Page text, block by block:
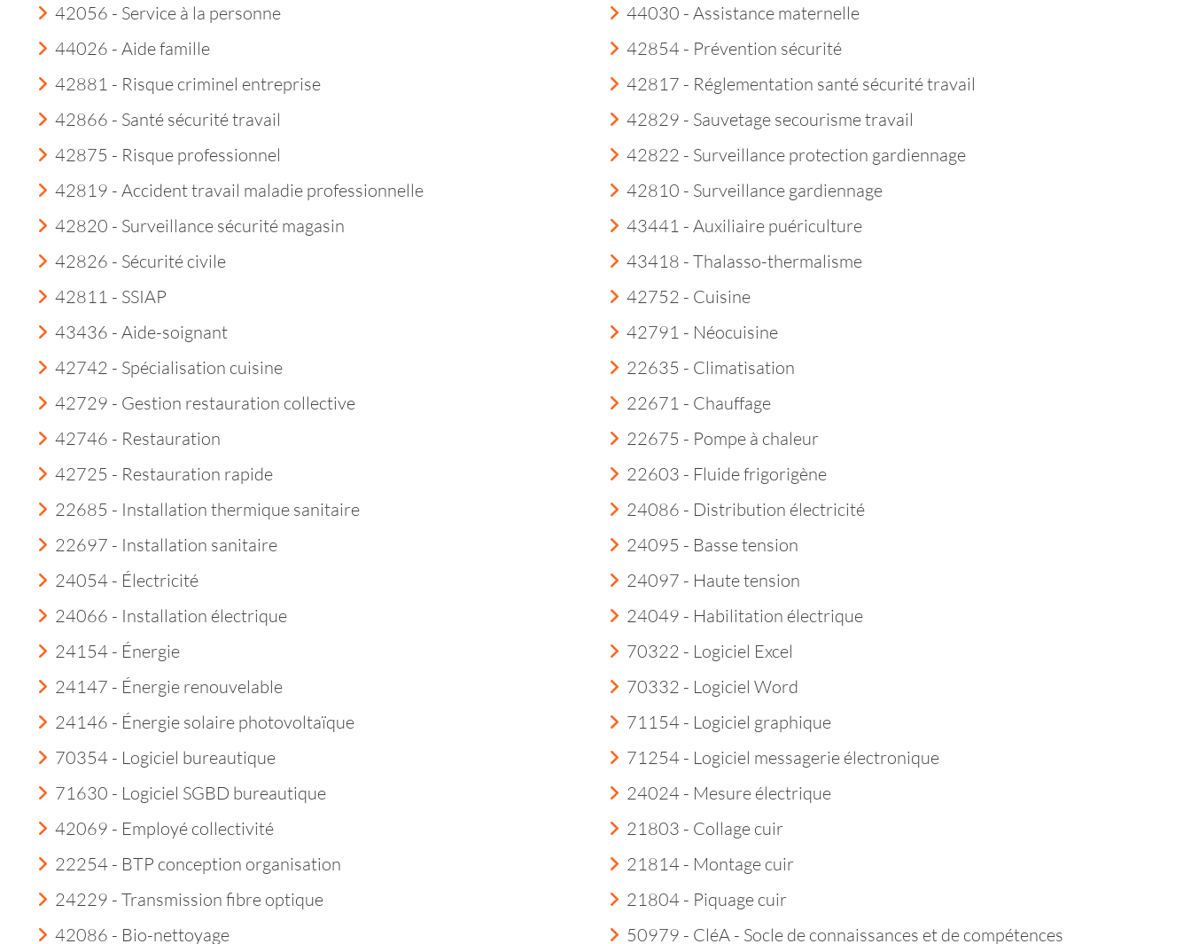
42056 - Service à la personne
44026 - Aide famille
44030 - Assistance maternelle
42854 - Prévention sécurité
42881 - Risque criminel entreprise
42866 - Santé sécurité travail
42875 - Risque professionnel
42819 - Accident travail maladie professionnelle
42817 - Réglementation santé sécurité travail
42829 - Sauvetage secourisme travail
42822 - Surveillance protection gardiennage
42810 - Surveillance gardiennage
42820 - Surveillance sécurité magasin
42826 - Sécurité civile
42811 - SSIAP
43436 - Aide-soignant
43441 - Auxiliaire puériculture
43418 - Thalasso-thermalisme
42752 - Cuisine
42791 - Néocuisine
42742 - Spécialisation cuisine
42729 - Gestion restauration collective
42746 - Restauration
42725 - Restauration rapide
22635 - Climatisation
22671 - Chauffage
22675 - Pompe à chaleur
22603 - Fluide frigorigène
22685 - Installation thermique sanitaire
22697 - Installation sanitaire
24054 - Électricité
24066 - Installation électrique
24086 - Distribution électricité
24095 - Basse tension
24097 - Haute tension
24049 - Habilitation électrique
24154 - Énergie
24147 - Énergie renouvelable
24146 - Énergie solaire photovoltaïque
70354 - Logiciel bureautique
70322 - Logiciel Excel
70332 - Logiciel Word
71154 - Logiciel graphique
71254 - Logiciel messagerie électronique
71630 - Logiciel SGBD bureautique
42069 - Employé collectivité
22254 - BTP conception organisation
24229 - Transmission fibre optique
24024 - Mesure électrique
21803 - Collage cuir
21814 - Montage cuir
21804 - Piquage cuir
42086 - Bio-nettoyage
50979 - CléA - Socle de connaissances et de compétences